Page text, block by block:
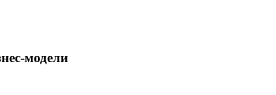
модели